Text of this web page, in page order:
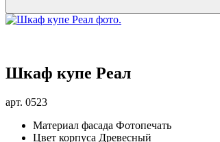
Шкаф купе Реал
арт. 0523
Материал фасада Фотопечать
Цвет корпуса Древесный